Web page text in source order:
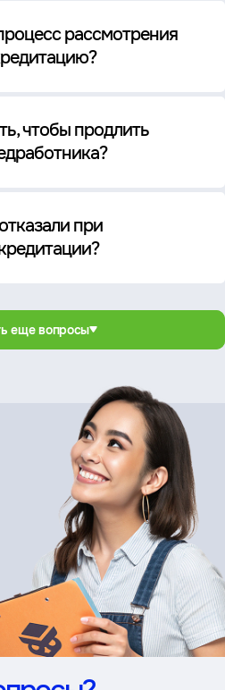
рассмотрения
чтобы продлить
при
еще вопросы